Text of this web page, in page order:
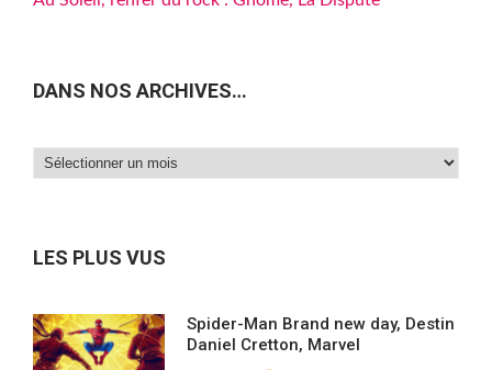
DANS NOS ARCHIVES…
Dans
LES PLUS VUS
Spider-Man Brand new day, Destin
Daniel Cretton, Marvel